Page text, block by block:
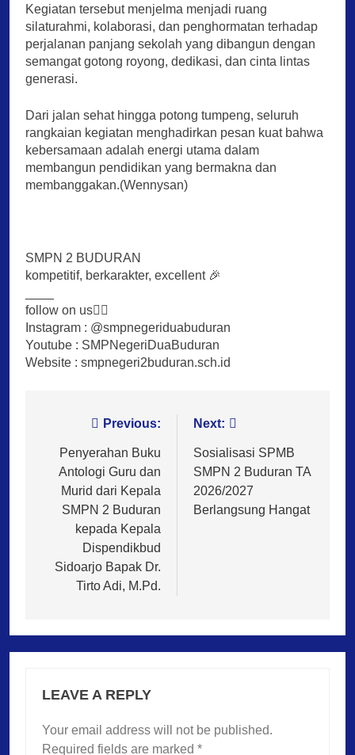
Kegiatan tersebut menjelma menjadi ruang
silaturahmi, kolaborasi, dan penghormatan terhadap
perjalanan panjang sekolah yang dibangun dengan
semangat gotong royong, dedikasi, dan cinta lintas
generasi.
Dari jalan sehat hingga potong tumpeng, seluruh
rangkaian kegiatan menghadirkan pesan kuat bahwa
kebersamaan adalah energi utama dalam
membangun pendidikan yang bermakna dan
membanggakan.(Wennysan)
SMPN 2 BUDURAN
kompetitif, berkarakter, excellent 🎉
follow on us👇🏻
Instagram : @smpnegeriduabuduran
Youtube : SMPNegeriDuaBuduran
Website : smpnegeri2buduran.sch.id
navigation
Previous:
Penyerahan Buku
Antologi Guru dan
Murid dari Kepala
SMPN 2 Buduran
kepada Kepala
Dispendikbud
Sidoarjo Bapak Dr.
Tirto Adi, M.Pd.
Next:
Sosialisasi SPMB
SMPN 2 Buduran TA
2026/2027
Berlangsung Hangat
LEAVE A REPLY
Your email address will not be published.
Required fields are marked *